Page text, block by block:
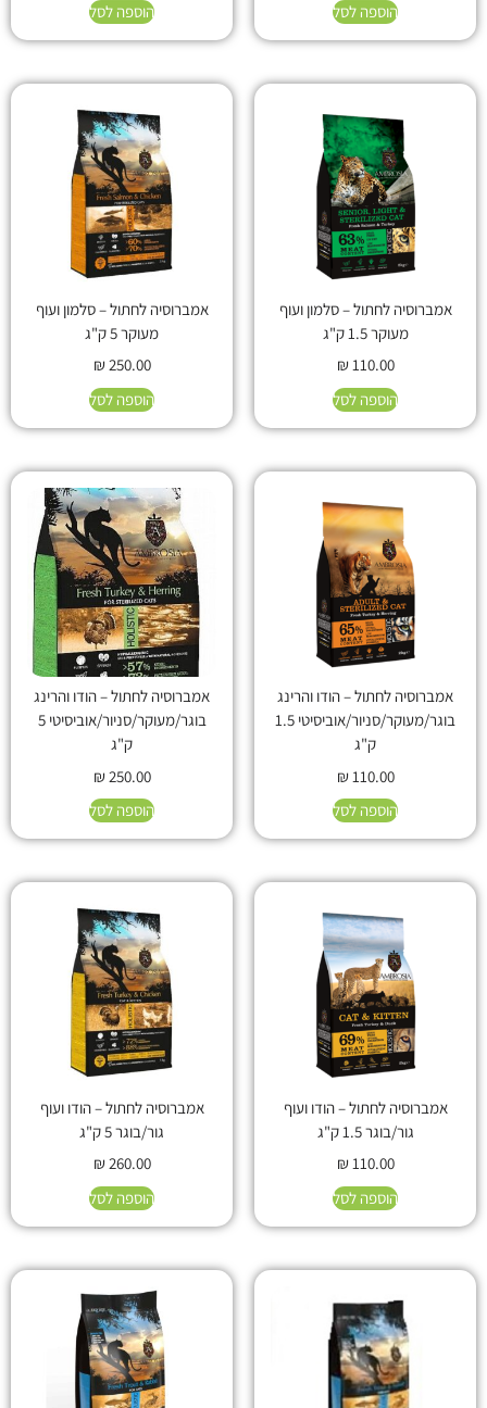
הוספה לסל
הוספה לסל
אמברוסיה לחתול – סלמון ועוף
מעוקר 1.5 ק"ג
₪110.00
הוספה לסל
אמברוסיה לחתול – סלמון ועוף
מעוקר 5 ק"ג
₪250.00
הוספה לסל
אמברוסיה לחתול – הודו והרינג
בוגר/מעוקר/סניור/אוביסיטי 1.5
ק"ג
₪110.00
הוספה לסל
אמברוסיה לחתול – הודו והרינג
בוגר/מעוקר/סניור/אוביסיטי 5
ק"ג
₪250.00
הוספה לסל
אמברוסיה לחתול – הודו ועוף
גור/בוגר 1.5 ק"ג
₪110.00
הוספה לסל
אמברוסיה לחתול – הודו ועוף
גור/בוגר 5 ק"ג
₪260.00
הוספה לסל